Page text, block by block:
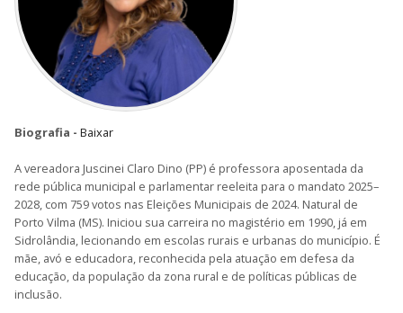
Biografia - Baixar
A vereadora Juscinei Claro Dino (PP) é professora aposentada da
rede pública municipal e parlamentar reeleita para o mandato 2025–
2028, com 759 votos nas Eleições Municipais de 2024. Natural de
Porto Vilma (MS). Iniciou sua carreira no magistério em 1990, já em
Sidrolândia, lecionando em escolas rurais e urbanas do município. É
mãe, avó e educadora, reconhecida pela atuação em defesa da
educação, da população da zona rural e de políticas públicas de
inclusão.